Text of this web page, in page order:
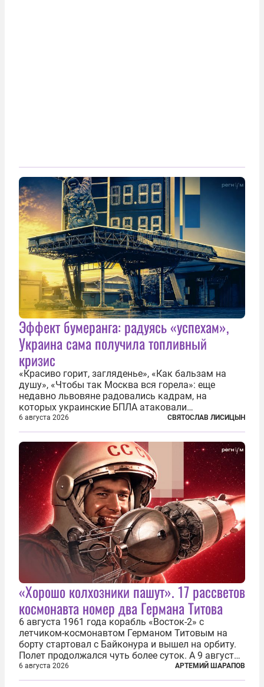
Эффект бумеранга: радуясь «успехам»,
Украина сама получила топливный
кризис
«Красиво горит, загляденье», «Как бальзам на
душу», «Чтобы так Москва вся горела»: еще
недавно львовяне радовались кадрам, на
которых украинские БПЛА атаковали
нефтеперерабатывающие предприятия России. В
скором времени оказалось, что в «эту игру можно
играть вдвоем» — российские дроны только за...
6 августа 2026 СВЯТОСЛАВ ЛИСИЦЫН
«Хорошо колхозники пашут». 17 рассветов
космонавта номер два Германа Титова
6 августа 1961 года корабль «Восток-2» с
летчиком-космонавтом Германом Титовым на
борту стартовал с Байконура и вышел на орбиту.
Полет продолжался чуть более суток. А 9 августа
второй человек в космосе получил звезду Героя
Советского Союза и орден Ленина. Миссия Титова
6 августа 2026 АРТЕМИЙ ШАРАПОВ